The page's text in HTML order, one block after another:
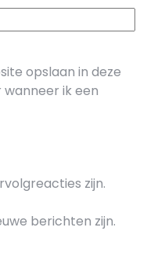
opslaan in deze
ik een
zijn.
berichten zijn.